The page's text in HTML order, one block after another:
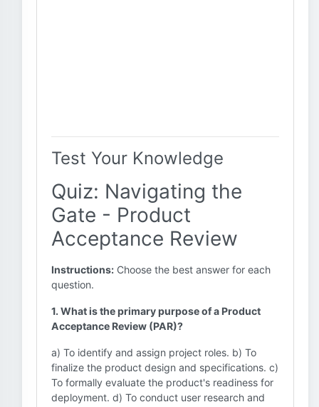
Test Your Knowledge
Quiz: Navigating the
Gate - Product
Acceptance Review
Instructions: Choose the best answer for each
question.
1. What is the primary purpose of a Product
Acceptance Review (PAR)?
a) To identify and assign project roles. b) To
finalize the product design and specifications. c)
To formally evaluate the product's readiness for
deployment. d) To conduct user research and